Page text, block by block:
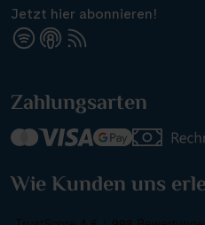
Jetzt hier abonnieren!
Zahlungsarten
Wie Kunden uns